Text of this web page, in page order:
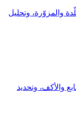
والمزوّرة، وتحليل
والأكف، وتحديد